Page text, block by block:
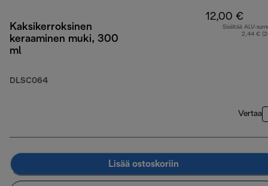
Kaksikerroksinen
keraaminen muki, 300
ml
DLSC064
12,00 €
Sisältää ALV-
2,44 €
Vertaa
Lisää ostoskoriin